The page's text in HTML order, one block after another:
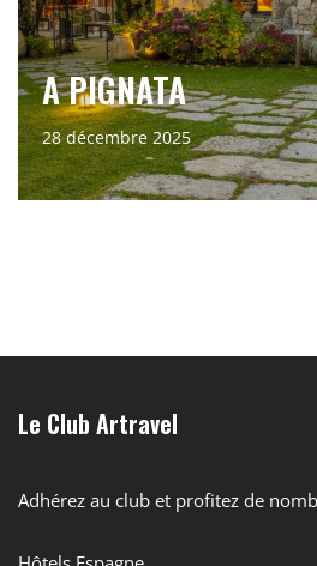
A PIGNATA
28 décembre 2025
Le Club Artravel
Adhérez au club et profitez de